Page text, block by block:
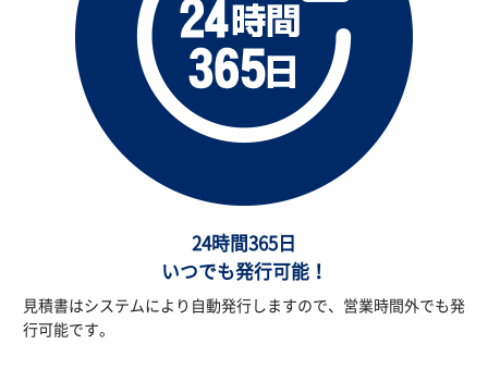
24時間365日
いつでも発行可能！
見積書はシステムにより自動発行しますので、営業時間外でも発
行可能です。